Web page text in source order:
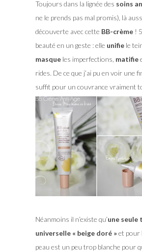
Toujours dans la lignée des soins
ne le prends pas mal promis), là
découverte avec cette BB-crème!
beauté en un geste : elle unifiele
masqueles imperfections, matifie
rides. De ce que j’ai pu en voir une
suffit pour un couvrance vraiment
Néanmoins il n’existe qu’une seule
universelle « beige doré »et pour
peau est un peu trop blanche pour